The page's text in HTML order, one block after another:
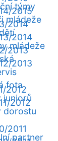
týmy
mládeže
mládeže
fota
juniorů
dorostu
partner
2015
2014
2014
2013
2013
2012
2012
2011